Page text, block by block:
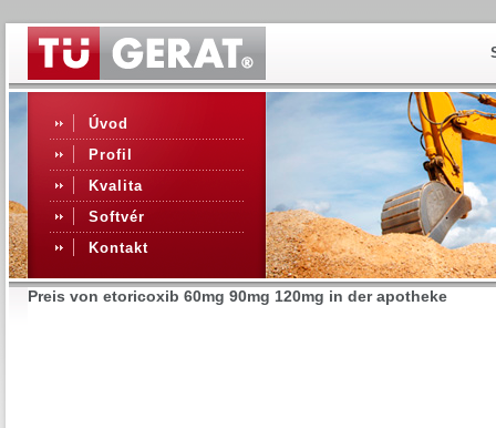
Úvod
Profil
Kvalita
Softvér
Kontakt
Preis von etoricoxib 60mg 90mg 120mg in der apotheke